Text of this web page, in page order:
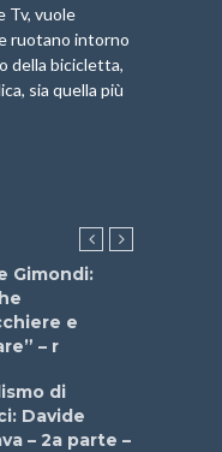
Tv, vuole
ruotano intorno
della bicicletta,
sia quella più
Gimondi:
e
– r
di
Davide
– 2a parte –